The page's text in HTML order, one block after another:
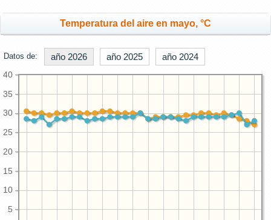
Temperatura del aire en mayo, °C
Datos de: año 2026 año 2025 año 2024
5
10
15
20
25
30
35
40